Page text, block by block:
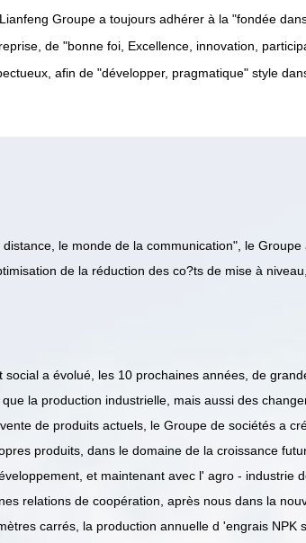
Groupe a toujours adhérer à la "fondée
de "bonne foi, Excellence, innovation,
afin de "développer, pragmatique" style
le monde de la communication", le
de la réduction des co?ts de mise à
a évolué, les 10 prochaines années, de
la production industrielle, mais aussi des
de produits actuels, le Groupe de sociétés a
produits, dans le domaine de la croissance
et maintenant avec l' agro - industrie
relations de coopération, après nous dans la
carrés, la production annuelle d 'engrais NPK